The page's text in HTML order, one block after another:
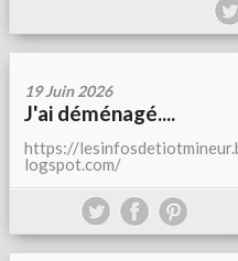
19 Juin 2026
J'ai déménagé....
https://
logspot.com/